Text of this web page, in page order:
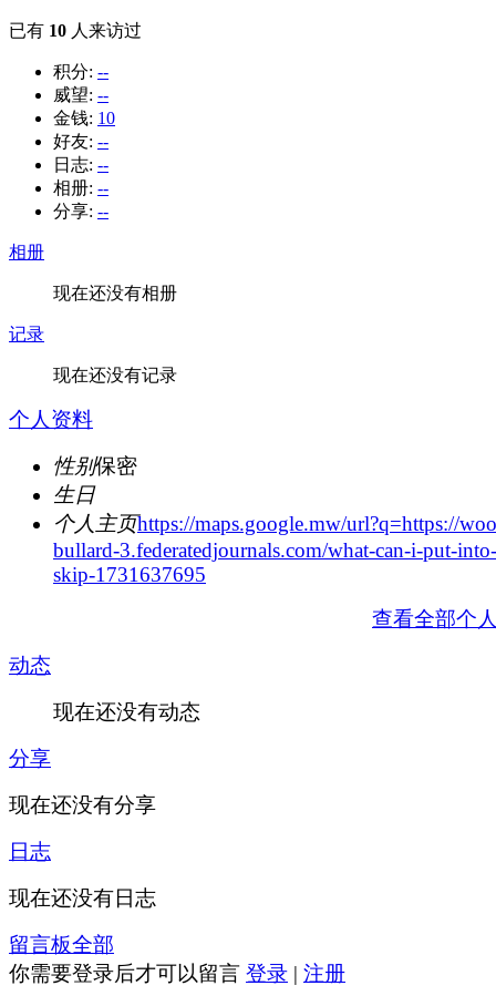
已有 10 人来访过
积分: --
威望: --
金钱: 10
好友: --
日志: --
相册: --
分享: --
相册
现在还没有相册
记录
现在还没有记录
个人资料
性别保密
生日
个人主页https://maps.google.mw/url?q=https://
bullard-3.federatedjournals.com/what-can-i-put-
skip-1731637695
查看全部个
动态
现在还没有动态
分享
现在还没有分享
日志
现在还没有日志
留言板全部
你需要登录后才可以留言 登录 | 注册